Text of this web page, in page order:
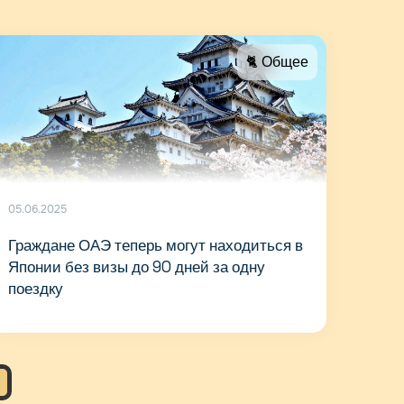
🐈 Общее
05.06.2025
Граждане ОАЭ теперь могут находиться в
Японии без визы до 90 дней за одну
поездку